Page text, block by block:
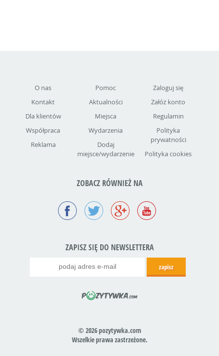
O nas
Kontakt
Dla klientów
Współpraca
Reklama
Pomoc
Aktualności
Miejsca
Wydarzenia
Dodaj
miejsce/wydarzenie
Zaloguj się
Załóż konto
Regulamin
Polityka
prywatności
Polityka cookies
ZOBACZ RÓWNIEŻ NA
ZAPISZ SIĘ DO NEWSLETTERA
© 2026 pozytywka.com
Wszelkie prawa zastrzeżone.